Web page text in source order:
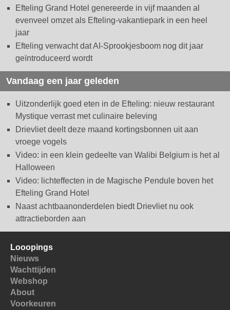
Efteling Grand Hotel genereerde in vijf maanden al
evenveel omzet als Efteling-vakantiepark in een heel
jaar
Efteling verwacht dat AI-Sprookjesboom nog dit jaar
geïntroduceerd wordt
Vandaag een jaar geleden
Uitzonderlijk goed eten in de Efteling: nieuw restaurant
Mystique verrast met culinaire beleving
Drievliet deelt deze maand kortingsbonnen uit aan
vroege vogels
Video: in een klein gedeelte van Walibi Belgium is het al
Halloween
Video: lichteffecten in de Magische Pendule boven het
Efteling Grand Hotel
Naast achtbaanonderdelen biedt Drievliet nu ook
attractieborden aan
Looopings
Nieuws
Wachttijden
Webshop
About
Voorkeuren